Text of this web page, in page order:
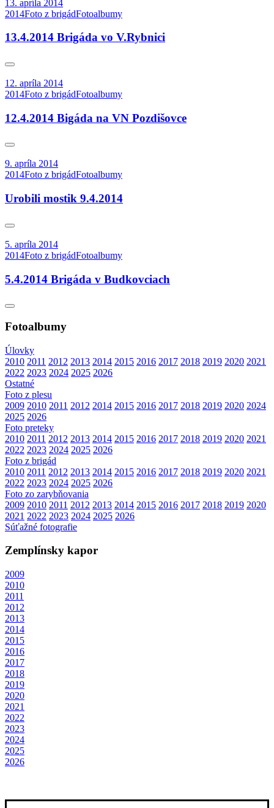
13. apríla 2014
2014Foto z brigádFotoalbumy
13.4.2014 Brigáda vo V.Rybnici
12. apríla 2014
2014Foto z brigádFotoalbumy
12.4.2014 Bigáda na VN Pozdišovce
9. apríla 2014
2014Foto z brigádFotoalbumy
Urobili mostik 9.4.2014
5. apríla 2014
2014Foto z brigádFotoalbumy
5.4.2014 Brigáda v Budkovciach
Fotoalbumy
Úlovky
2010 2011 2012 2013 2014 2015 2016 2017 2018 2019 2020 2021
2022 2023 2024 2025 2026
Ostatné
Foto z plesu
2009 2010 2011 2012 2014 2015 2016 2017 2018 2019 2020 2024
2025 2026
Foto preteky
2010 2011 2012 2013 2014 2015 2016 2017 2018 2019 2020 2021
2022 2023 2024 2025 2026
Foto z brigád
2010 2011 2012 2013 2014 2015 2016 2017 2018 2019 2020 2021
2022 2023 2024 2025 2026
Foto zo zarybňovania
2009 2010 2011 2012 2013 2014 2015 2016 2017 2018 2019 2020
2021 2022 2023 2024 2025 2026
Súťažné fotografie
Zemplínsky kapor
2009
2010
2011
2012
2013
2014
2015
2016
2017
2018
2019
2020
2021
2022
2023
2024
2025
2026